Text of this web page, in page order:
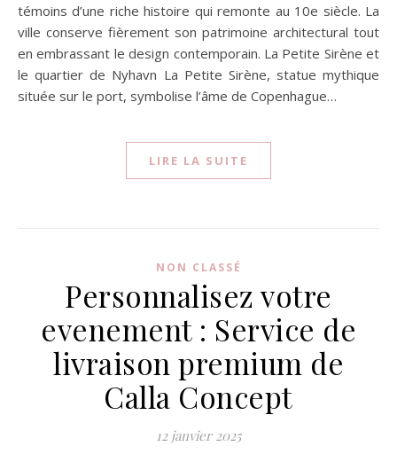
témoins d’une riche histoire qui remonte au 10e siècle. La
ville conserve fièrement son patrimoine architectural tout
en embrassant le design contemporain. La Petite Sirène et
le quartier de Nyhavn La Petite Sirène, statue mythique
située sur le port, symbolise l’âme de Copenhague…
LIRE LA SUITE
NON CLASSÉ
Personnalisez votre
evenement : Service de
livraison premium de
Calla Concept
12 janvier 2025